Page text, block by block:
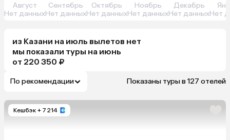
Август
Нет данных
Сентябрь
Нет данных
Октябрь
Нет данных
Ноябрь
Нет данных
Декабрь
Нет данныхНет
из Казани на июль вылетов нет
мы показали туры на июнь
от 220 350 ₽
По рекомендации Показаны туры в 127 отелей
Кешбэк + 7 214